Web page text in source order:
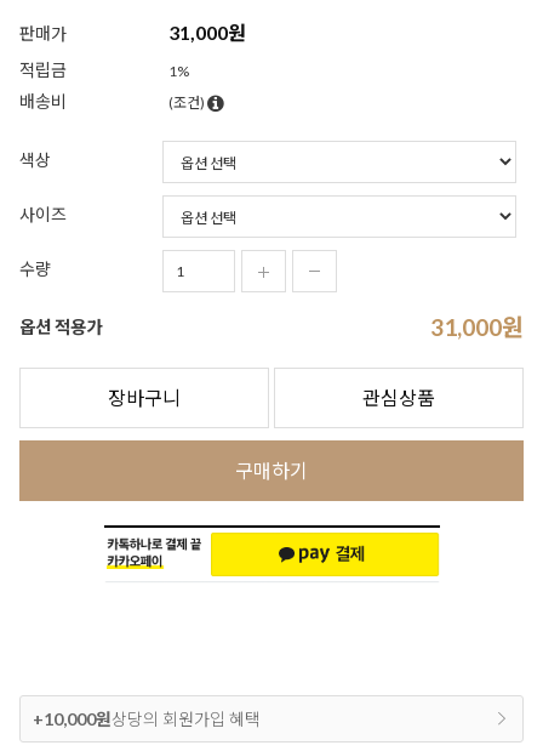
판매가 31,000원
적립금 1%
배송비 (조건)
색상
사이즈
수량
옵션 적용가 31,000원
장바구니 관심상품
구매하기
+10,000원상당의 회원가입 혜택